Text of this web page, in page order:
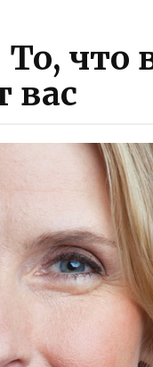
То, что
вас